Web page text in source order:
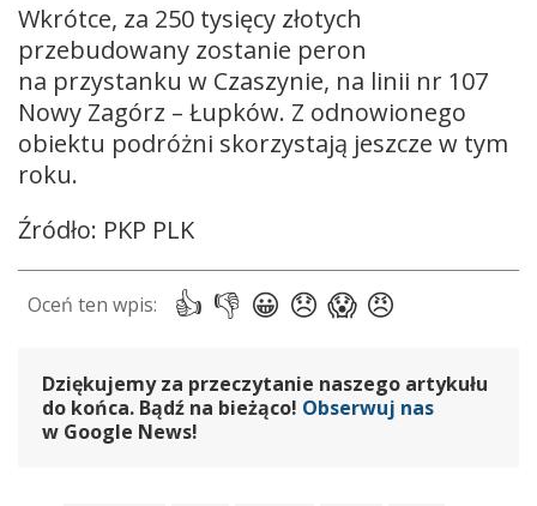
Wkrótce, za 250 tysięcy złotych
przebudowany zostanie peron
na przystanku w Czaszynie, na linii nr 107
Nowy Zagórz – Łupków. Z odnowionego
obiektu podróżni skorzystają jeszcze w tym
roku.
Źródło: PKP PLK
Dziękujemy za przeczytanie naszego artykułu
do końca. Bądź na bieżąco! Obserwuj nas
w Google News!